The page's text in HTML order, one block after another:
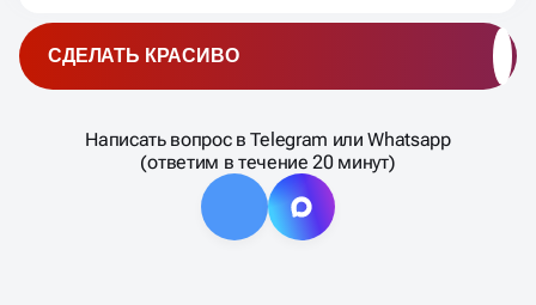
Написать вопрос в Telegram или Whatsapp
(ответим в течение 20 минут)
СДЕЛАТЬ КРАСИВО